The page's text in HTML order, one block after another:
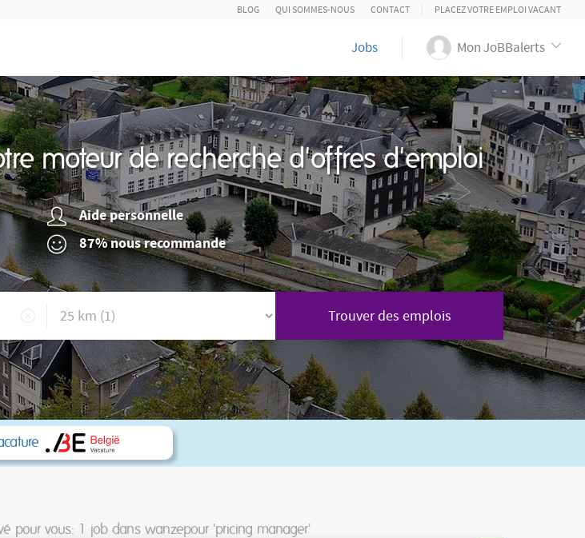
BLOG QUI SOMMES-NOUS CONTACT PLACEZ VOTRE EMPLOI VACANT
Jobs Mon JoBBalerts
moteur de recherche d'offres d'emploi
Aide personnelle
87% nous recommande
Trouver des emplois
pour vous: 1 job dans wanzepour 'pricing manager'